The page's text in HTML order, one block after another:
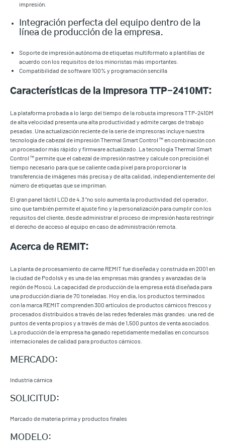
impresión.
Integración perfecta del equipo dentro de la
línea de producción de la empresa.
Soporte de impresión autónoma de etiquetas multiformato a plantillas de
acuerdo con los requisitos de los minoristas más importantes.
Compatibilidad de software 100% y programación sencilla
Características de la impresora TTP-2410MT:
La plataforma probada a lo largo del tiempo de la robusta impresora TTP-2410M
de alta velocidad presenta una alta productividad y admite cargas de trabajo
pesadas. Una actualización reciente de la serie de impresoras incluye nuestra
tecnología de cabezal de impresión Thermal Smart Control ™ en combinación con
un procesador más rápido y firmware actualizado. La tecnología Thermal Smart
Control ™ permite que el cabezal de impresión rastree y calcule con precisión el
tiempo necesario para que se caliente cada píxel para proporcionar la
transferencia de imágenes más precisa y de alta calidad, independientemente del
número de etiquetas que se impriman.
El gran panel táctil LCD de 4.3 ”no solo aumenta la productividad del operador,
sino que también permite el ajuste fino y la personalización para cumplir con los
requisitos del cliente, desde administrar el proceso de impresión hasta restringir
el derecho de acceso al equipo en caso de administración remota.
Acerca de REMIT:
La planta de procesamiento de carne REMIT fue diseñada y construida en 2001 en
la ciudad de Podolsk y es una de las empresas más grandes y avanzadas de la
región de Moscú. La capacidad de producción de la empresa está diseñada para
una producción diaria de 70 toneladas. Hoy en día, los productos terminados
con la marca REMIT comprenden 300 artículos de productos cárnicos frescos y
procesados distribuidos a través de las redes federales más grandes: una red de
puntos de venta propios y a través de más de 1,500 puntos de venta asociados.
La producción de la empresa ha ganado repetidamente medallas en concursos
internacionales de calidad para productos cárnicos.
MERCADO:
Industria cárnica
SOLICITUD:
Marcado de materia prima y productos finales
MODELO: